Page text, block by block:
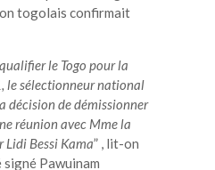
togolais confirmait
le Togo pour la
le sélectionneur national
décision de démissionner
réunion avec Mme la
Lidi Bessi Kama” , lit-on
signé Pawuinam